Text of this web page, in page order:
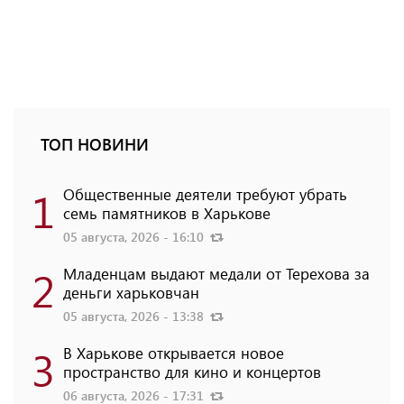
ТОП НОВИНИ
1 Общественные деятели требуют убрать
семь памятников в Харькове
05 августа, 2026 - 16:10
2 Младенцам выдают медали от Терехова за
деньги харьковчан
05 августа, 2026 - 13:38
3 В Харькове открывается новое
пространство для кино и концертов
06 августа, 2026 - 17:31